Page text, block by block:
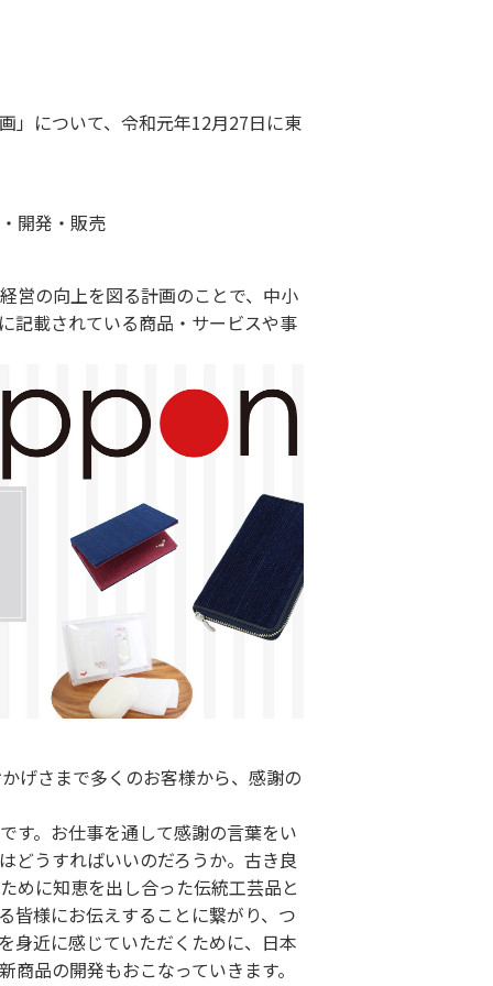
」について、令和元年12月27日に東
開発・販売
営の向上を図る計画のことで、中小
記載されている商品・サービスや事
げさまで多くのお客様から、感謝の
す。お仕事を通して感謝の言葉をい
どうすればいいのだろうか。古き良
めに知恵を出し合った伝統工芸品と
皆様にお伝えすることに繋がり、つ
身近に感じていただくために、日本
品の開発もおこなっていきます。